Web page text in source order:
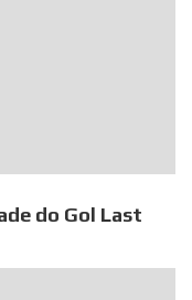
do Gol Last